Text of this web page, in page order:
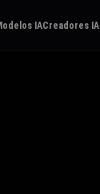
IACreadores IA